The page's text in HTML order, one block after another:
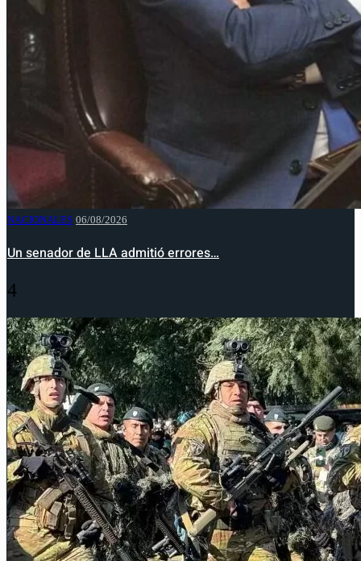
NACIONALES 06/08/2026
Un senador de LLA admitió errores…
4